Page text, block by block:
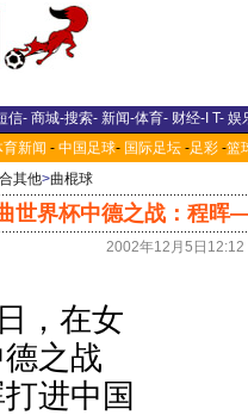
信- 商城-搜索- 新闻-体育- 财经-I T- 娱
育新闻 - 中国足球- 国际足坛 -足彩 -篮
其他>曲棍球
世界杯中德之战：程
2002年12月5日
在女
之战
进中国